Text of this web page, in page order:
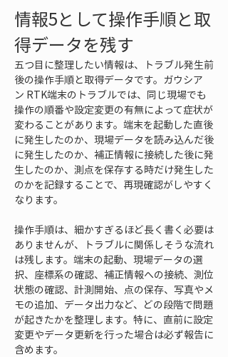
情報5として操作手順と取
得データを残す
五つ目に整理したい情報は、トラブル発生前
後の操作手順と取得データです。ガウシア
ン RTK端末のトラブルでは、同じ現場でも
操作の順番や設定変更の有無によって症状が
変わることがあります。端末を起動した直後
に発生したのか、現場データを読み込んだ後
に発生したのか、補正情報に接続した後に発
生したのか、測点を保存する時だけ発生した
のかを記録することで、再現確認がしやすく
なります。
操作手順は、細かすぎるほど長く書く必要は
ありませんが、トラブルに関係しそうな流れ
は残します。端末の起動、現場データの選
択、座標系の確認、補正情報への接続、測位
状態の確認、計測開始、点の保存、写真やメ
モの追加、データ出力など、どの段階で問題
が起きたかを整理します。特に、直前に設定
変更やデータ更新を行った場合は必ず報告に
含めます。